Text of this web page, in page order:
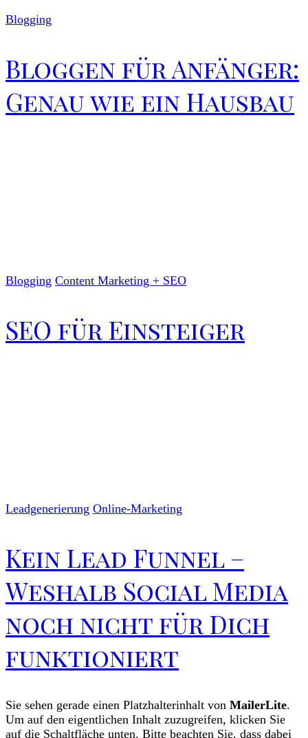
Blogging
Bloggen für Anfänger:
Genau wie ein Hausbau
Blogging Content Marketing + SEO
SEO für Einsteiger
Leadgenerierung Online-Marketing
Kein Lead Funnel –
Weshalb Social Media
noch nicht für Dich
funktioniert
Sie sehen gerade einen Platzhalterinhalt von MailerLite.
Um auf den eigentlichen Inhalt zuzugreifen, klicken Sie
auf die Schaltfläche unten. Bitte beachten Sie, dass dabei